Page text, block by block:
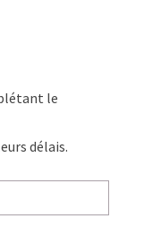
le
délais.